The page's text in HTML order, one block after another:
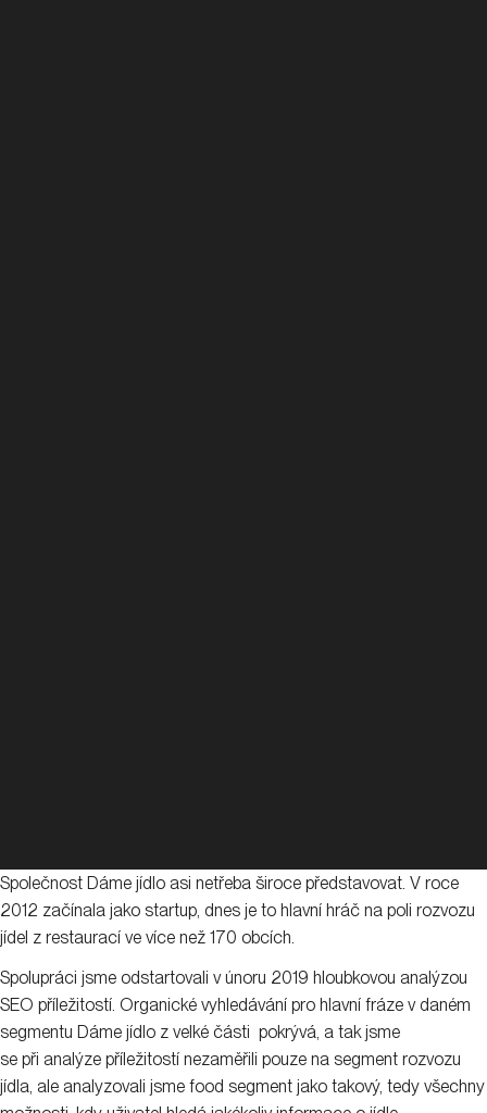
Společnost Dáme jídlo asi netřeba široce představovat. V roce
2012 začínala jako startup, dnes je to hlavní hráč na poli rozvozu
jídel z restaurací ve více než 170 obcích.
Spolupráci jsme odstartovali v únoru 2019 hloubkovou analýzou
SEO příležitostí. Organické vyhledávání pro hlavní fráze v daném
segmentu Dáme jídlo z velké části pokrývá, a tak jsme
se při analýze příležitostí nezaměřili pouze na segment rozvozu
jídla, ale analyzovali jsme food segment jako takový, tedy všechny